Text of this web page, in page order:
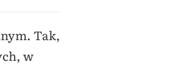
Tak,
w